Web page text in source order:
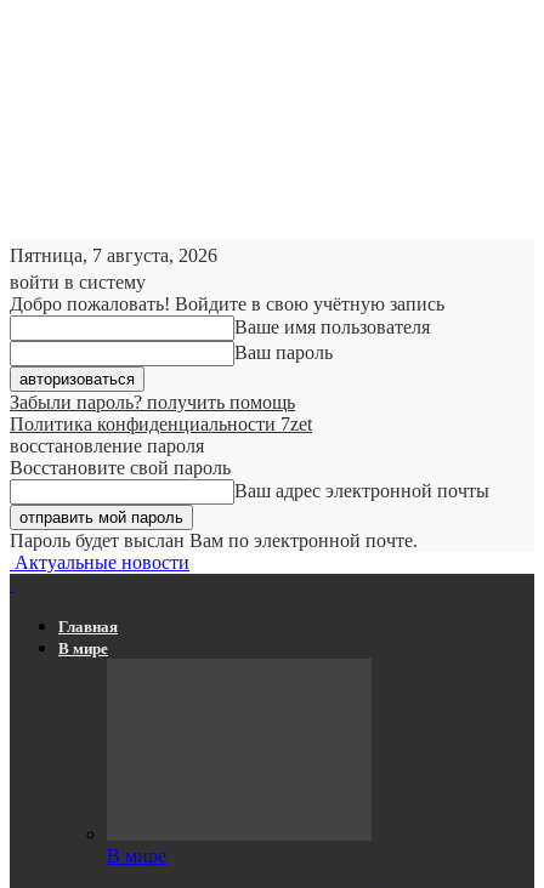
Пятница, 7 августа, 2026
войти в систему
Добро пожаловать! Войдите в свою учётную запись
Ваше имя пользователя
Ваш пароль
Забыли пароль? получить помощь
Политика конфиденциальности 7zet
восстановление пароля
Восстановите свой пароль
Ваш адрес электронной почты
Пароль будет выслан Вам по электронной почте.
Актуальные новости
Главная
В мире
В мире